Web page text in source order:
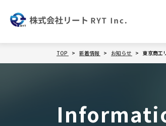
TOP 新着情報 お知らせ 東京商工